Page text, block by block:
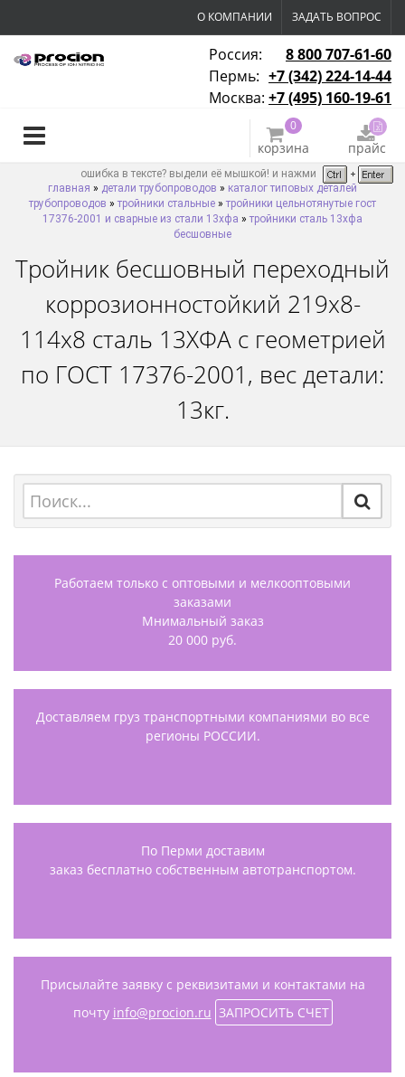
О КОМПАНИИ ЗАДАТЬ ВОПРОС
Россия:
8 800 707-61-60
Пермь: +7 (342) 224-14-44
Москва: +7 (495) 160-19-61
0
корзина прайс
ошибка в тексте? выдели её мышкой! и нажми
главная » детали трубопроводов » каталог типовых деталей
трубопроводов » тройники стальные » тройники цельнотянутые гост
17376-2001 и сварные из стали 13хфа » тройники сталь 13хфа
бесшовные
Тройник бесшовный переходный
коррозионностойкий 219х8-
114х8 сталь 13ХФА с геометрией
по ГОСТ 17376-2001, вес детали:
13кг.
Работаем только с оптовыми и мелкооптовыми
заказами
Мнимальный заказ
20 000 руб.
Доставляем груз транспортными компаниями во все
регионы РОССИИ.
По Перми доставим
заказ бесплатно собственным автотранспортом.
Присылайте заявку с реквизитами и контактами на
почту info@procion.ru ЗАПРОСИТЬ СЧЕТ